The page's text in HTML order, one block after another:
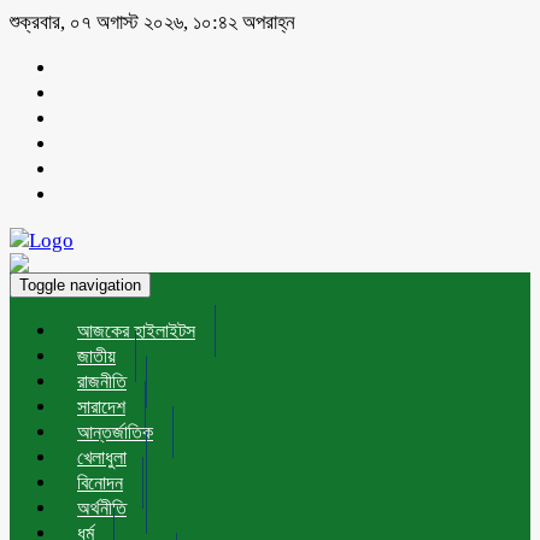
শুক্রবার, ০৭ অগাস্ট ২০২৬, ১০:৪২ অপরাহ্ন
Toggle navigation
আজকের হাইলাইটস
জাতীয়
রাজনীতি
সারাদেশ
আন্তর্জাতিক
খেলাধুলা
বিনোদন
অর্থনীতি
ধর্ম